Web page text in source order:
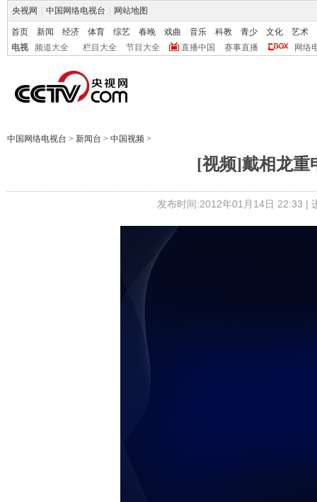
央视网 中国网络电视台 网站地图
首页 新闻 经济 体育 综艺 春晚 戏曲 音乐 科教 青少 文化
艺术
电视
频道大全 栏目大全 节目大全 直播中国 赛事直播 网络
中国网络电视台 > 新闻台 > 中国视频 >
[视频]戴相龙重
发布时间:2012年01月14日 22:33 |